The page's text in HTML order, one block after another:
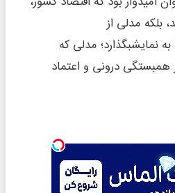
بلکه مدلی از
نمایشبگذارد؛ مدلی که
همبستگی درونی و اعتماد